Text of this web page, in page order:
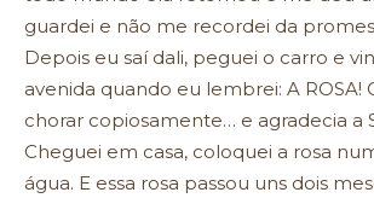
guardei e não me recordei da
Depois eu saí dali, peguei o carro e
avenida quando eu lembrei: A ROSA!
chorar copiosamente… e agradecia a
Cheguei em casa, coloquei a rosa
água. E essa rosa passou uns dois